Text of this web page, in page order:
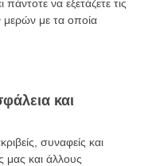
να εξετάζετε τις
μερών με τα οποία
και
συναφείς και
μας και άλλους